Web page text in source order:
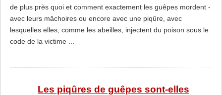
de plus près quoi et comment exactement les guêpes mordent -
avec leurs mâchoires ou encore avec une piqûre, avec
lesquelles elles, comme les abeilles, injectent du poison sous le
code de la victime ...
Les piqûres de guêpes sont-elles